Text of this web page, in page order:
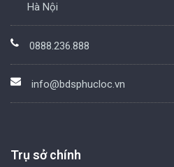
Hà Nội
0888.236.888
info@bdsphucloc.vn
Trụ sở chính